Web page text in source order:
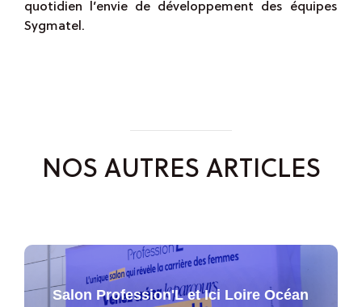
quotidien l’envie de développement des équipes
Sygmatel.
NOS AUTRES ARTICLES
Salon Profession'L et Ici Loire Océan